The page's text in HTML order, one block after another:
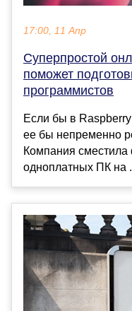
17:00, 11 Апр
Суперпростой
поможет
программистов
Если бы в
ее бы непременно
Компания сместила
одноплатных ПК на